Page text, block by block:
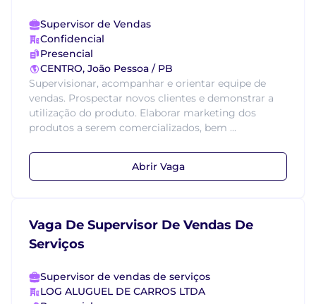
Supervisor de Vendas
Confidencial
Presencial
CENTRO, João Pessoa / PB
Supervisionar, acompanhar e orientar equipe de
vendas. Prospectar novos clientes e demonstrar a
utilização do produto. Elaborar marketing dos
produtos a serem comercializados, bem ...
Abrir Vaga
Vaga De Supervisor De Vendas De
Serviços
Supervisor de vendas de serviços
LOG ALUGUEL DE CARROS LTDA